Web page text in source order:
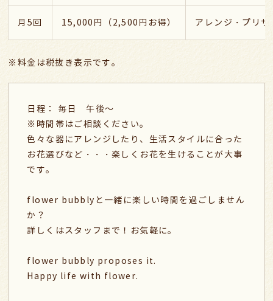
月5回 15,000円（2,500円お得） アレンジ・プリ
※料金は税抜き表示です。
日程： 毎日 午後～
※時間帯はご相談ください。
色々な器にアレンジしたり、生活スタイルに合った
お花選びなど・・・楽しくお花を生けることが大事
です。
flower bubblyと一緒に楽しい時間を過ごしません
か？
詳しくはスタッフまで！お気軽に。
flower bubbly proposes it.
Happy life with flower.